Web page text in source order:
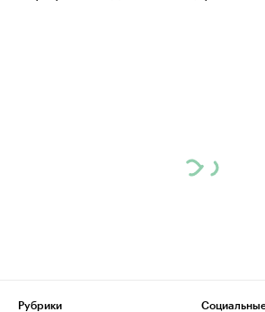
Рубрики